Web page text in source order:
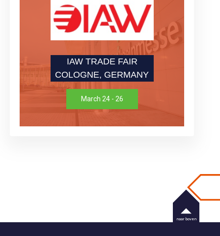
IAW TRADE FAIR
COLOGNE, GERMANY
March 24 - 26
naar boven